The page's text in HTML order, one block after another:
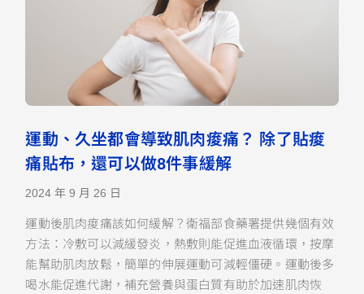
運動、久坐都會導致肌肉痠痛？ 除了貼痠
痛貼布，還可以做8件事緩解
2024 年 9 月 26 日
運動後肌肉痠痛該如何緩解？衛福部食藥署提供幾個有效
方法：冷敷可以減緩發炎，熱敷則能促進血液循環，按摩
能幫助肌肉放鬆，簡單的伸展運動可減輕僵硬。運動後多
喝水能促進代謝，補充營養與蛋白質有助於加速肌肉恢